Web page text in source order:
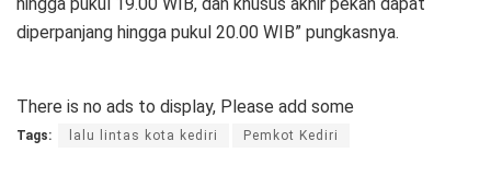
diperpanjang hingga pukul 20.00 WIB” pungkasnya.
There is no ads to display, Please add some
Tags: lalu lintas kota kediri Pemkot Kediri